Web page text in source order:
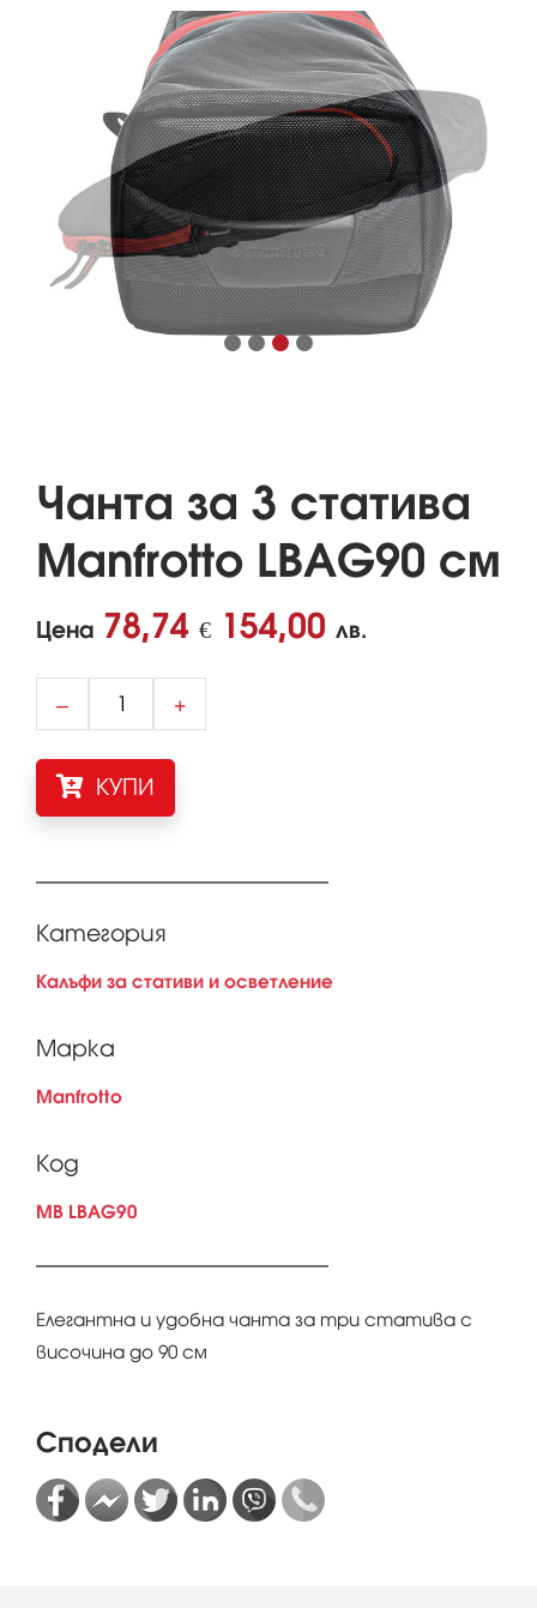
Чанта за 3 статива
Manfrotto LBAG90 см
Цена 78,74 € 154,00 лв.
– +
КУПИ
Категория
Калъфи за стативи и осветление
Марка
Manfrotto
Код
MB LBAG90
Елегантна и удобна чанта за три статива с
височина до 90 см
Сподели